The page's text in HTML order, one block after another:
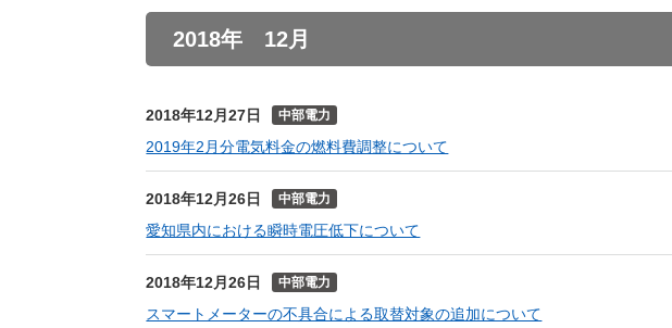
ニュース（新しいウィンドウを開きます）
よくあるご質問・お問い合わせ（新しいウィンドウを開きます）
2018年 12月
2018年12月27日 中部電力
2019年2月分電気料金の燃料費調整について
2018年12月26日 中部電力
愛知県内における瞬時電圧低下について
2018年12月26日 中部電力
スマートメーターの不具合による取替対象の追加について